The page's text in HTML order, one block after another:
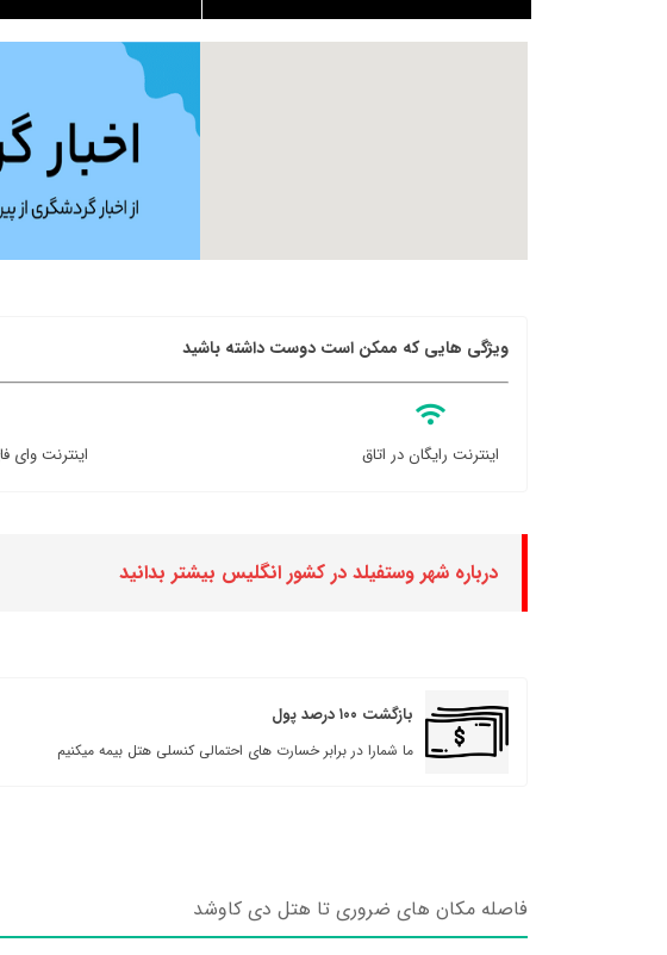
ویژگی هایی که ممکن است دوست داشته باشید
اینترنت رایگان در اتاق اینترنت وای
درباره شهر وستفیلد در کشور انگلیس بیشتر بدانید
بازگشت ۱۰۰ درصد پول
ما شمارا در برابر خسارت های احتمالی کنسلی هتل بیمه میکنیم
فاصله مکان های ضروری تا هتل دی کاوشد